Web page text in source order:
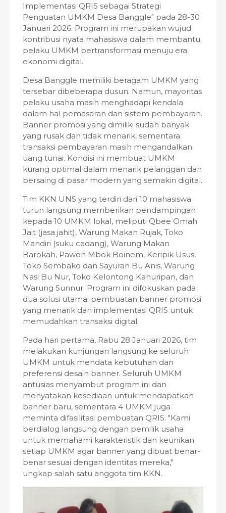
Implementasi QRIS sebagai Strategi
Penguatan UMKM Desa Banggle" pada 28-30
Januari 2026. Program ini merupakan wujud
kontribusi nyata mahasiswa dalam membantu
pelaku UMKM bertransformasi menuju era
ekonomi digital.
Desa Banggle memiliki beragam UMKM yang
tersebar dibeberapa dusun. Namun, mayoritas
pelaku usaha masih menghadapi kendala
dalam hal pemasaran dan sistem pembayaran.
Banner promosi yang dimiliki sudah banyak
yang rusak dan tidak menarik, sementara
transaksi pembayaran masih mengandalkan
uang tunai. Kondisi ini membuat UMKM
kurang optimal dalam menarik pelanggan dan
bersaing di pasar modern yang semakin digital.
Tim KKN UNS yang terdiri dari 10 mahasiswa
turun langsung memberikan pendampingan
kepada 10 UMKM lokal, meliputi Qbee Omah
Jait (jasa jahit), Warung Makan Rujak, Toko
Mandiri (suku cadang), Warung Makan
Barokah, Pawon Mbok Boinem, Keripik Usus,
Toko Sembako dan Sayuran Bu Anis, Warung
Nasi Bu Nur, Toko Kelontong Kahuripan, dan
Warung Sunnur. Program ini difokuskan pada
dua solusi utama: pembuatan banner promosi
yang menarik dan implementasi QRIS untuk
memudahkan transaksi digital.
Pada hari pertama, Rabu 28 Januari 2026, tim
melakukan kunjungan langsung ke seluruh
UMKM untuk mendata kebutuhan dan
preferensi desain banner. Seluruh UMKM
antusias menyambut program ini dan
menyatakan kesediaan untuk mendapatkan
banner baru, sementara 4 UMKM juga
meminta difasilitasi pembuatan QRIS. "Kami
berdialog langsung dengan pemilik usaha
untuk memahami karakteristik dan keunikan
setiap UMKM agar banner yang dibuat benar-
benar sesuai dengan identitas mereka,"
ungkap salah satu anggota tim KKN.